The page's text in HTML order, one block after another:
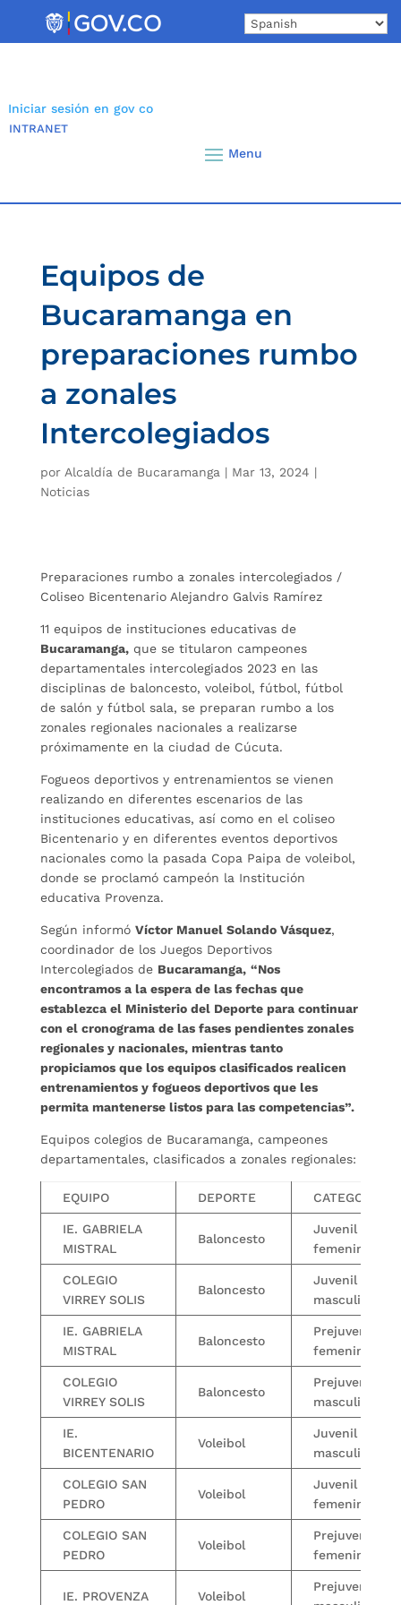
Iniciar sesión en gov co
INTRANET
Equipos de
Bucaramanga en
preparaciones rumbo
a zonales
Intercolegiados
por Alcaldía de Bucaramanga | Mar 13, 2024 |
Noticias
Preparaciones rumbo a zonales intercolegiados /
Coliseo Bicentenario Alejandro Galvis Ramírez
11 equipos de instituciones educativas de
Bucaramanga,que se titularon campeones
departamentales intercolegiados 2023 en las
disciplinas de baloncesto, voleibol, fútbol, fútbol
de salón y fútbol sala, se preparan rumbo a los
zonales regionales nacionales a realizarse
próximamente en la ciudad de Cúcuta.
Fogueos deportivos y entrenamientos se vienen
realizando en diferentes escenarios de las
instituciones educativas, así como en el coliseo
Bicentenario y en diferentes eventos deportivos
nacionales como la pasada Copa Paipa de voleibol,
donde se proclamó campeón la Institución
educativa Provenza.
Según informó Víctor Manuel Solando Vásquez,
coordinador de los Juegos Deportivos
Intercolegiados de Bucaramanga, “Nos
encontramos a la espera de las fechas que
establezca el Ministerio del Deporte para continuar
con el cronograma de las fases pendientes zonales
regionales y nacionales, mientras tanto
propiciamos que los equipos clasificados realicen
entrenamientos y fogueos deportivos que les
permita mantenerse listos para las competencias”.
Equipos colegios de Bucaramanga, campeones
departamentales, clasiﬁcados a zonales regionales:
EQUIPO DEPORTE CATEGORÍA
IE. GABRIELA
MISTRAL
Baloncesto
Juvenil
femenino
COLEGIO
VIRREY SOLIS
Baloncesto
Juvenil
masculino
IE. GABRIELA
MISTRAL
Baloncesto
Prejuvenil
femenino
COLEGIO
VIRREY SOLIS
Baloncesto
Prejuvenil
masculino
IE.
BICENTENARIO
Voleibol
Juvenil
masculino
COLEGIO SAN
PEDRO
Voleibol
Juvenil
femenino
COLEGIO SAN
PEDRO
Voleibol
Prejuvenil
femenino
IE. PROVENZA Voleibol
Prejuvenil